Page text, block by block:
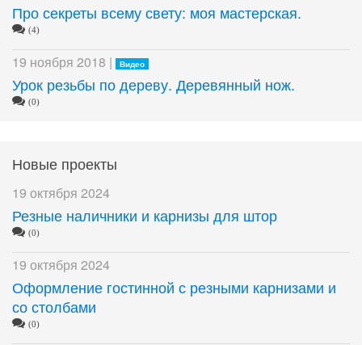
Про секреты всему свету: моя мастерская.
(4)
19 ноября 2018 | Видео
Урок резьбы по дереву. Деревянный нож.
(0)
Новые проекты
19 октября 2024
Резные наличники и карнизы для штор
(0)
19 октября 2024
Оформление гостинной с резными карнизами и
со столбами
(0)